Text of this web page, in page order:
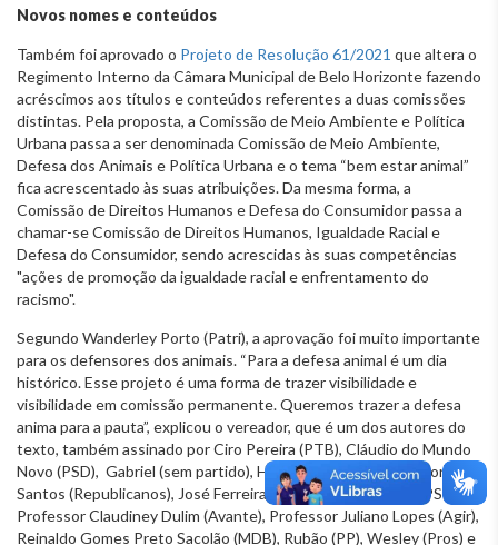
Novos nomes e conteúdos
Também foi aprovado o Projeto de Resolução 61/2021 que altera o
Regimento Interno da Câmara Municipal de Belo Horizonte fazendo
acréscimos aos títulos e conteúdos referentes a duas comissões
distintas. Pela proposta, a Comissão de Meio Ambiente e Política
Urbana passa a ser denominada Comissão de Meio Ambiente,
Defesa dos Animais e Política Urbana e o tema “bem estar animal”
fica acrescentado às suas atribuições. Da mesma forma, a
Comissão de Direitos Humanos e Defesa do Consumidor passa a
chamar-se Comissão de Direitos Humanos, Igualdade Racial e
Defesa do Consumidor, sendo acrescidas às suas competências
"ações de promoção da igualdade racial e enfrentamento do
racismo".
Segundo Wanderley Porto (Patri), a aprovação foi muito importante
para os defensores dos animais. “Para a defesa animal é um dia
histórico. Esse projeto é uma forma de trazer visibilidade e
visibilidade em comissão permanente. Queremos trazer a defesa
anima para a pauta”, explicou o vereador, que é um dos autores do
texto, também assinado por Ciro Pereira (PTB), Cláudio do Mundo
Novo (PSD), Gabriel (sem partido), Henrique Braga (PSDB), Jorge
Santos (Republicanos), José Ferreira (PP), Marcos Crispim (PSC),
Professor Claudiney Dulim (Avante), Professor Juliano Lopes (Agir),
Reinaldo Gomes Preto Sacolão (MDB), Rubão (PP), Wesley (Pros) e